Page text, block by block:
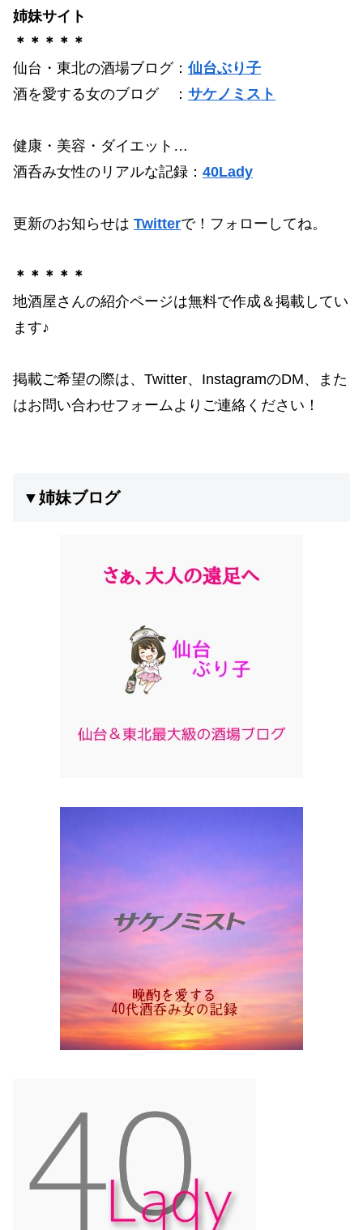
姉妹サイト
＊＊＊＊＊
仙台・東北の酒場ブログ： 仙台ぶり子
酒を愛する女のブログ ： サケノミスト
健康・美容・ダイエット…
酒呑み女性のリアルな記録： 40Lady
更新のお知らせは Twitterで！フォローしてね。
＊＊＊＊＊
地酒屋さんの紹介ページは無料で作成＆掲載してい
ます♪
掲載ご希望の際は、Twitter、InstagramのDM、また
はお問い合わせフォームよりご連絡ください！
▼姉妹ブログ